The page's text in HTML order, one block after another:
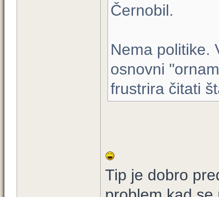
Černobil.
Nema politike.
osnovni
frustrira čitati
Tip je dobro